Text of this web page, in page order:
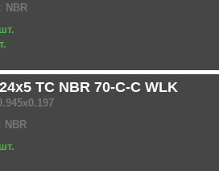
NBR
TC NBR 70-C-C WLK
NBR